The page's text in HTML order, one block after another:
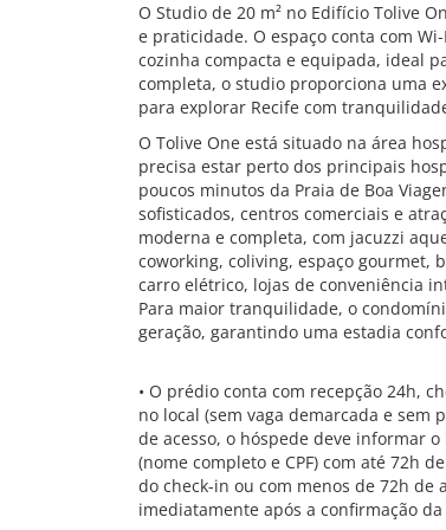
O Studio de 20 m² no Edifício Tolive
e praticidade. O espaço conta com
cozinha compacta e equipada, ideal
completa, o studio proporciona uma
para explorar Recife com
O Tolive One está situado na área
precisa estar perto dos principais
poucos minutos da Praia de Boa
sofisticados, centros comerciais e
moderna e completa, com jacuzzi
coworking, coliving, espaço gourmet,
carro elétrico, lojas de conveniência
Para maior tranquilidade, o
geração, garantindo uma estadia
• O prédio conta com recepção 24h,
no local (sem vaga demarcada e sem
de acesso, o hóspede deve informar
(nome completo e CPF) com até 72h
do check-in ou com menos de 72h de
imediatamente após a confirmação da